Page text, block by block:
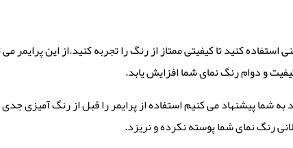
کنید تا کیفیتی ممتاز از رنگ را تجربه کنید.از این
و دوام رنگ نمای شما افزایش یابد.
به شما پیشنهاد می کنیم استفاده از پرایمر را قبل از رنگ
رنگ نمای شما پوسته نکرده و نریزد.